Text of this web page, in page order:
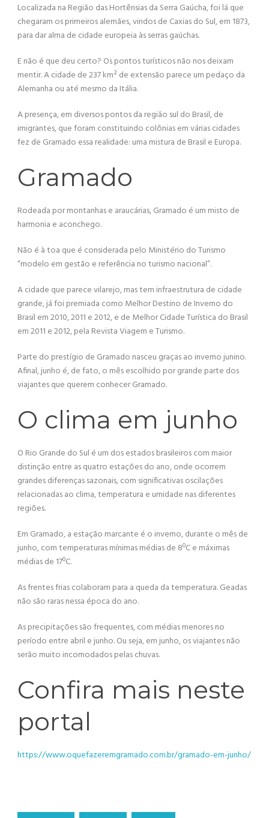
Localizada na Região das Hortênsias da Serra Gaúcha, foi lá que
chegaram os primeiros alemães, vindos de Caxias do Sul, em 1873,
para dar alma de cidade europeia às serras gaúchas.
E não é que deu certo? Os pontos turísticos não nos deixam
mentir. A cidade de 237 km² de extensão parece um pedaço da
Alemanha ou até mesmo da Itália.
A presença, em diversos pontos da região sul do Brasil, de
imigrantes, que foram constituindo colônias em várias cidades
fez de Gramado essa realidade: uma mistura de Brasil e Europa.
Gramado
Rodeada por montanhas e araucárias, Gramado é um misto de
harmonia e aconchego.
Não é à toa que é considerada pelo Ministério do Turismo
“modelo em gestão e referência no turismo nacional”.
A cidade que parece vilarejo, mas tem infraestrutura de cidade
grande, já foi premiada como Melhor Destino de Inverno do
Brasil em 2010, 2011 e 2012, e de Melhor Cidade Turística do Brasil
em 2011 e 2012, pela Revista Viagem e Turismo.
Parte do prestígio de Gramado nasceu graças ao inverno junino.
Afinal, junho é, de fato, o mês escolhido por grande parte dos
viajantes que querem conhecer Gramado.
O clima em junho
O Rio Grande do Sul é um dos estados brasileiros com maior
distinção entre as quatro estações do ano, onde ocorrem
grandes diferenças sazonais, com significativas oscilações
relacionadas ao clima, temperatura e umidade nas diferentes
regiões.
Em Gramado, a estação marcante é o inverno, durante o mês de
junho, com temperaturas mínimas médias de 8ºC e máximas
médias de 17ºC.
As frentes frias colaboram para a queda da temperatura. Geadas
não são raras nessa época do ano.
As precipitações são frequentes, com médias menores no
período entre abril e junho. Ou seja, em junho, os viajantes não
serão muito incomodados pelas chuvas.
Confira mais neste
portal
https://www.oquefazeremgramado.com.br/gramado-em-junho/